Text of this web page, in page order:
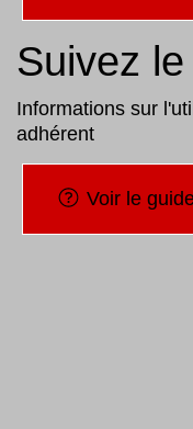
Suivez
Informations sur
adhérent
Voir le